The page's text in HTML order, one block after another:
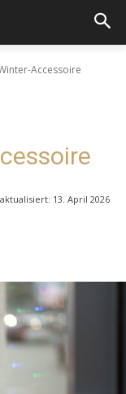
Accessoire
13. April 2026